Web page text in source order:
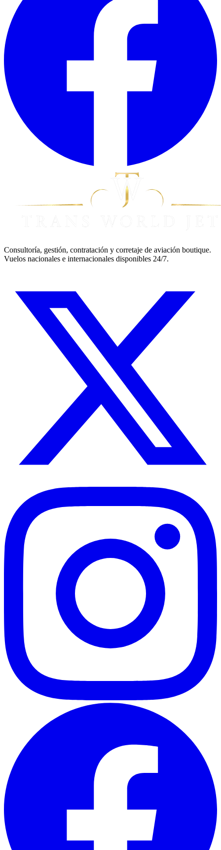
Consultoría, gestión, contratación y corretaje de aviación boutique.
Vuelos nacionales e internacionales disponibles 24/7.